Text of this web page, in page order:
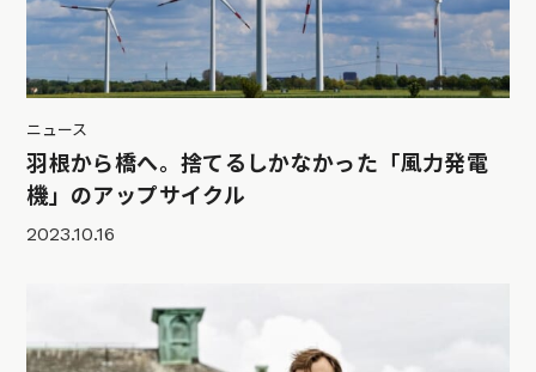
ニュース
羽根から橋へ。捨てるしかなかった「風力発電
機」のアップサイクル
2023.10.16